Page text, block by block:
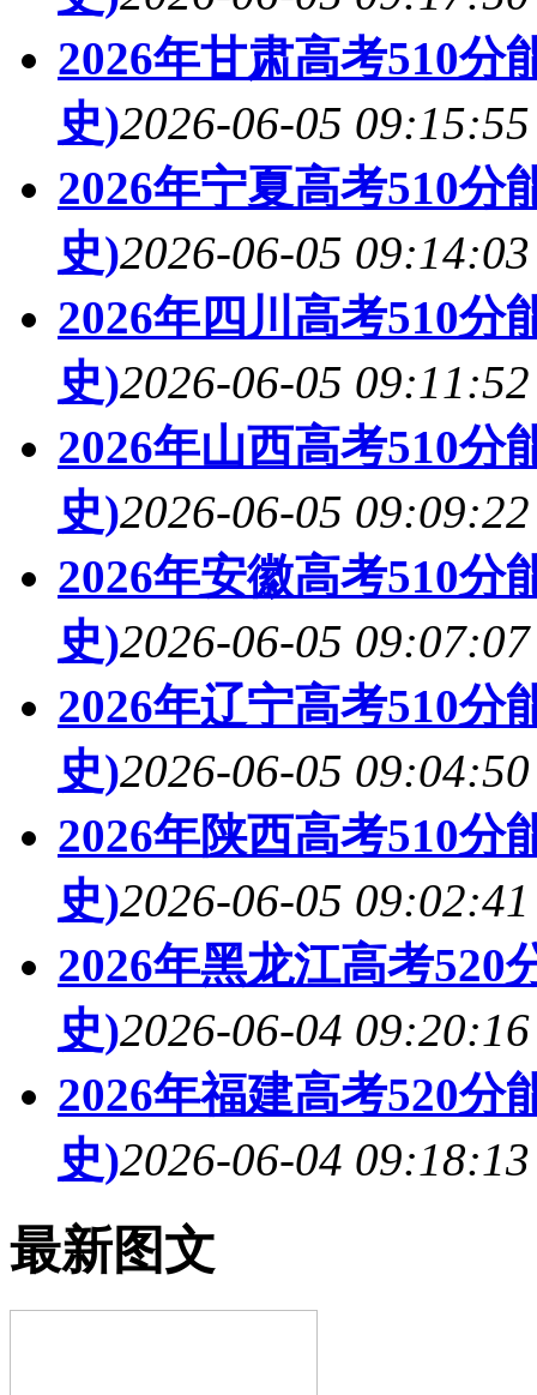
2026年甘肃高考510分
史)2026-06-05 09:15:55
2026年宁夏高考510分
史)2026-06-05 09:14:03
2026年四川高考510分
史)2026-06-05 09:11:52
2026年山西高考510分
史)2026-06-05 09:09:22
2026年安徽高考510分
史)2026-06-05 09:07:07
2026年辽宁高考510分
史)2026-06-05 09:04:50
2026年陕西高考510分
史)2026-06-05 09:02:41
2026年黑龙江高考520
史)2026-06-04 09:20:16
2026年福建高考520分
史)2026-06-04 09:18:13
最新图文